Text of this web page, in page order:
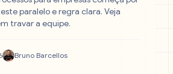
paralelo e regra clara. Veja
travar a equipe.
Bruno Barcellos